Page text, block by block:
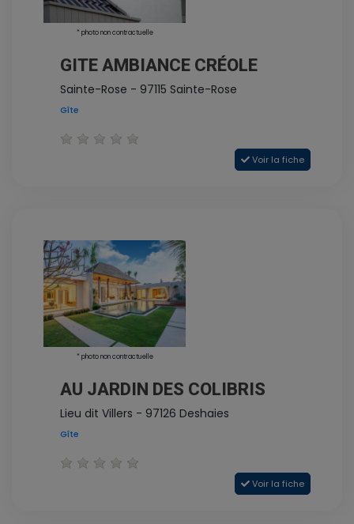
* photo non contractuelle
GITE AMBIANCE CRÉOLE
Sainte-Rose - 97115 Sainte-Rose
Gîte
Voir la fiche
* photo non contractuelle
AU JARDIN DES COLIBRIS
Lieu dit Villers - 97126 Deshaies
Gîte
Voir la fiche